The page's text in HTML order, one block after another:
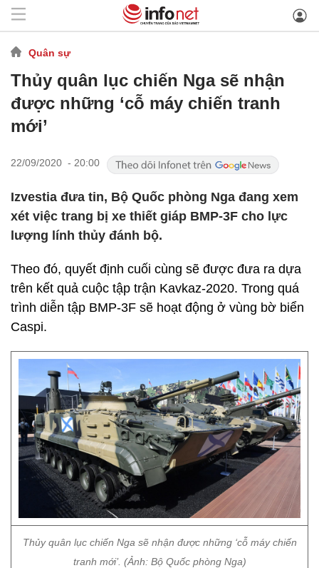
Quân sự
Thủy quân lục chiến Nga sẽ nhận
được những ‘cỗ máy chiến tranh
mới’
22/09/2020 - 20:00
Izvestia đưa tin, Bộ Quốc phòng Nga đang xem
xét việc trang bị xe thiết giáp BMP-3F cho lực
lượng lính thủy đánh bộ.
Theo đó, quyết định cuối cùng sẽ được đưa ra dựa
trên kết quả cuộc tập trận Kavkaz-2020. Trong quá
trình diễn tập BMP-3F sẽ hoạt động ở vùng bờ biển
Caspi.
Thủy quân lục chiến Nga sẽ nhận được những ‘cỗ máy chiến
tranh mới’. (Ảnh: Bộ Quốc phòng Nga)